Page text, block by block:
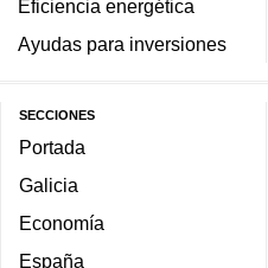
Eficiencia energética
Ayudas para inversiones
SECCIONES
Portada
Galicia
Economía
España